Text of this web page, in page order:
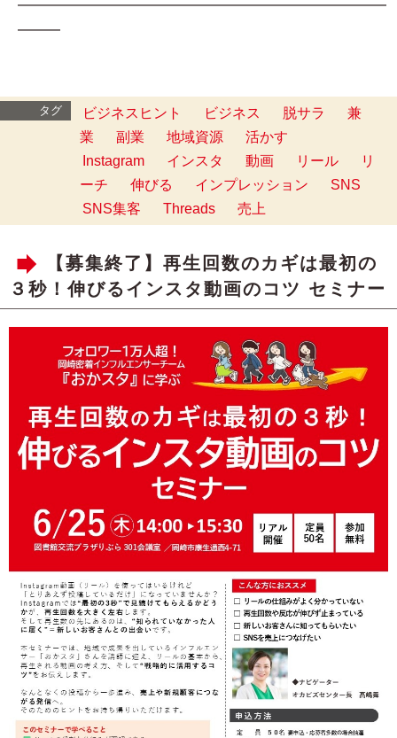
━━━━━━━━━━━━━━━━━━━━━━━━━━
━━━
タグ ビジネスヒント ビジネス 脱サラ
兼
業
副業 地域資源
活かす
Instagram
インスタ 動画 リール
リ
ーチ
伸びる インプレッション
SNS
SNS集客
Threads 売上
【募集終了】再生回数のカギは最初の
３秒！伸びるインスタ動画のコツ セミナー